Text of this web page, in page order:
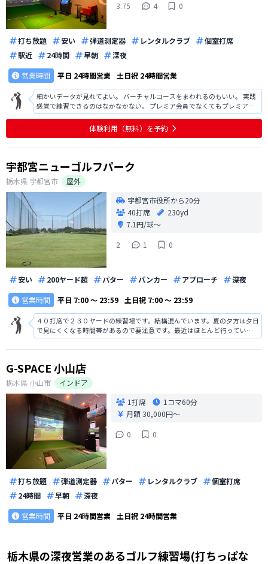
3.75
4 0
打ち放題 安い 弾道測定器 レンタルクラブ
個室打席
駅近
24時間 早朝
深夜
営業時間
平日 24時間営業 土日祝 24時間営業
細かいデータが見れてよい。 バーチャルコースをまわれるのもいい。 実践
感覚で練習できるのはなかなかない。 プレミア会員でなくてもプレミアル
ームを使えるシステムが欲しい。 何人かでバーチャルコースをまわりたい
という需要はあると思う。 当然プレミア会員優先でいいが,空いてるときな
んかは別料金で使えるよう
体験利用（無料）を予約
宇都宮ニューゴルフパーク
栃木県 宇都宮市
屋外
宇都宮市役所から20分
40打席
230yd
7.1円/球〜
2
1 0
安い 200ヤード超 パター バンカー アプローチ
深夜
営業時間
平日 7:00 〜 23:59 土日祝 7:00 〜 23:59
４０打席で２３０ヤードの練習場です。結構混んでいます。夏の夕方は夕日
で見にくくなる時間帯があるので要注意です。最近はほとんど行っていな
いのですが、練習ボールは古いのがほとんどでした。（それでいかなくな
ったのですが…）
G-SPACE 小山店
栃木県 小山市
インドア
1打席
1コマ60分
月額 30,000円〜
0
0
打ち放題 弾道測定器 パター レンタルクラブ
個室打席
24時間
早朝
深夜
営業時間
平日 24時間営業 土日祝 24時間営業
栃木県の深夜営業のあるゴルフ練習場(打ちっぱな